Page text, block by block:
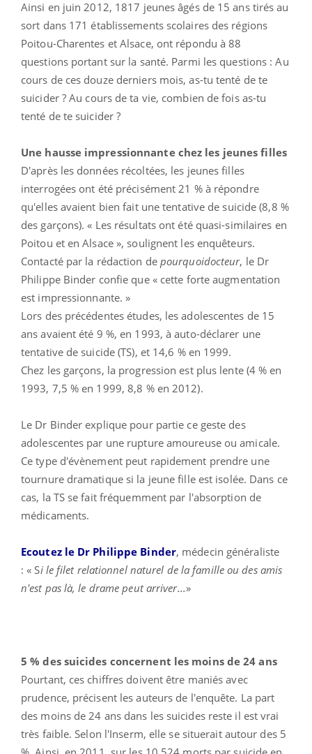
Ainsi en juin 2012, 1817 jeunes âgés de 15 ans tirés au
sort dans 171 établissements scolaires des régions
Poitou-Charentes et Alsace, ont répondu à 88
questions portant sur la santé. Parmi les questions : Au
cours de ces douze derniers mois, as-tu tenté de te
suicider ? Au cours de ta vie, combien de fois as-tu
tenté de te suicider ?
Une hausse impressionnante chez les jeunes filles
D'après les données récoltées, les jeunes filles
interrogées ont été précisément 21 % à répondre
qu'elles avaient bien fait une tentative de suicide (8,8 %
des garçons). « Les résultats ont été quasi-similaires en
Poitou et en Alsace », soulignent les enquêteurs.
Contacté par la rédaction de pourquoidocteur, le Dr
Philippe Binder confie que « cette forte augmentation
est impressionnante. »
Lors des précédentes études, les adolescentes de 15
ans avaient été 9 %, en 1993, à auto-déclarer une
tentative de suicide (TS), et 14,6 % en 1999.
Chez les garçons, la progression est plus lente (4 % en
1993, 7,5 % en 1999, 8,8 % en 2012).
Le Dr Binder explique pour partie ce geste des
adolescentes par une rupture amoureuse ou amicale.
Ce type d'évènement peut rapidement prendre une
tournure dramatique si la jeune fille est isolée. Dans ce
cas, la TS se fait fréquemment par l'absorption de
médicaments.
Ecoutez le Dr Philippe Binder, médecin généraliste
: « Si le filet relationnel naturel de la famille ou des amis
n'est pas là, le drame peut arriver...»
5 % des suicides concernent les moins de 24 ans
Pourtant, ces chiffres doivent être maniés avec
prudence, précisent les auteurs de l'enquête. La part
des moins de 24 ans dans les suicides reste il est vrai
très faible. Selon l'Inserm, elle se situerait autour des 5